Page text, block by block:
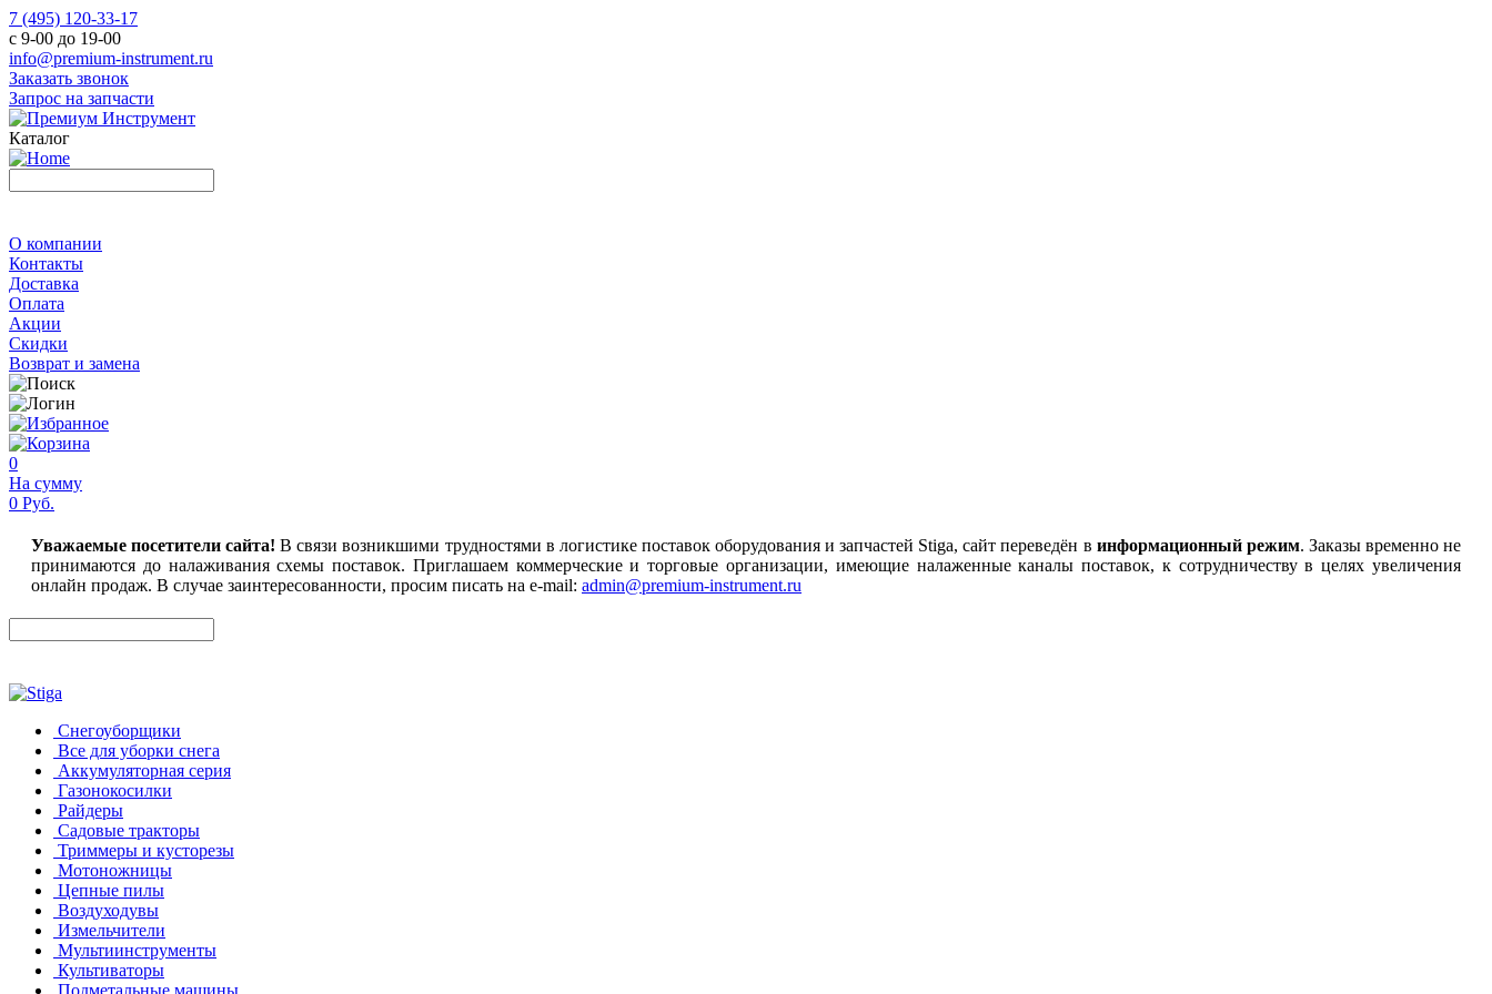
7 (495) 120-33-17
с 9-00 до 19-00
info@premium-instrument.ru
Заказать звонок
Запрос на запчасти
Каталог
О компании
Контакты
Доставка
Оплата
Акции
Скидки
Возврат и замена
0
На сумму
0 Руб.
Уважаемые посетители сайта! В связи возникшими трудностями в логистике поставок оборудования и запчастей Stiga, сайт переведён в информационный режим. Заказы временно не
принимаются до налаживания схемы поставок. Приглашаем коммерческие и торговые организации, имеющие налаженные каналы поставок, к сотрудничеству в целях увеличения
онлайн продаж. В случае заинтересованности, просим писать на e-mail: admin@premium-instrument.ru
Снегоуборщики
Все для уборки снега
Аккумуляторная серия
Газонокосилки
Райдеры
Садовые тракторы
Триммеры и кусторезы
Мотоножницы
Цепные пилы
Воздуходувы
Измельчители
Мультиинструменты
Культиваторы
Подметальные машины